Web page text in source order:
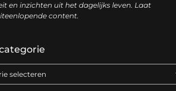
en inzichten uit het dagelijks leven. Laat
content.